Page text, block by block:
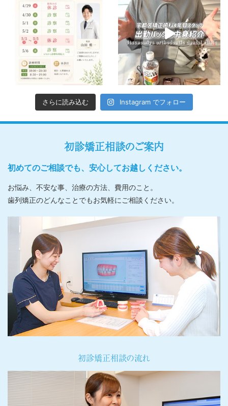
さらに読み込む Instagram でフォロー
初診矯正相談のご案内
初めてのご相談でも、安心してお越しください。
お悩み、不安な事、治療の方法、費用のこと。
歯列矯正のどんなことでもお気軽にご相談ください。
初診矯正相談の流れ